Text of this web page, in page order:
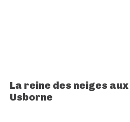
La reine des neiges
Usborne